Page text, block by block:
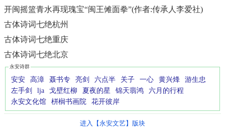
开闽摇篮青水再现瑰宝“闽王傩面拳”(作者:传承人李爱社)
古体诗词七绝杭州
古体诗词七绝重庆
古体诗词七绝北京
永安诗群
安安 高漳 聂书专 亮剑 六点半 关子 一心 黄兴烽
游生忠
左手剑
lja 戈壁红柳 夏夜的星 锦天翡鸿
六月的行程
永安文化馆
栟榈书画院 花开彼岸
进入【永安文艺】版块